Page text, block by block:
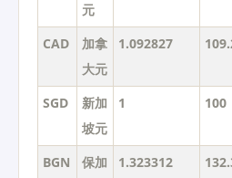
元
CAD
加拿
大元
1.092827
SGD
新加
坡元
1 100
BGN
保加
1.323312